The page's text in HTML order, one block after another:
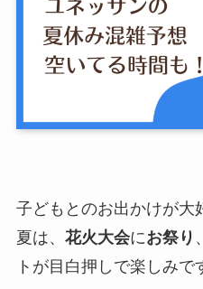
子どもとのお出かけが大
夏は、 花火大会にお祭り
トが目白押しで楽しみ